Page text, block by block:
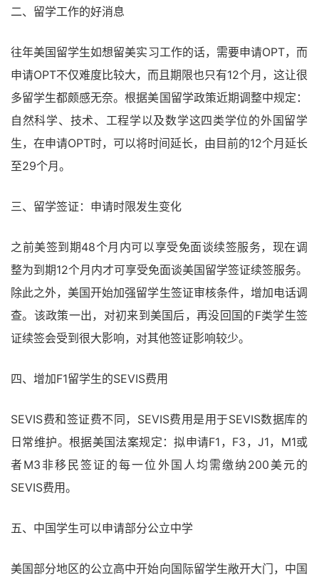
二、留学工作的好消息
往年美国留学生如想留美实习工作的话，需要申请OPT，而
申请OPT不仅难度比较大，而且期限也只有12个月，这让很
多留学生都颇感无奈。根据美国留学政策近期调整中规定：
自然科学、技术、工程学以及数学这四类学位的外国留学
生，在申请OPT时，可以将时间延长，由目前的12个月延长
至29个月。
三、留学签证：申请时限发生变化
之前美签到期48个月内可以享受免面谈续签服务，现在调
整为到期12个月内才可享受免面谈美国留学签证续签服务。
除此之外，美国开始加强留学生签证审核条件，增加电话调
查。该政策一出，对初来到美国后，再没回国的F类学生签
证续签会受到很大影响，对其他签证影响较少。
四、增加F1留学生的SEVIS费用
SEVIS费和签证费不同，SEVIS费用是用于SEVIS数据库的
日常维护。根据美国法案规定：拟申请F1，F3，J1，M1或
者M3非移民签证的每一位外国人均需缴纳200美元的
SEVIS费用。
五、中国学生可以申请部分公立中学
美国部分地区的公立高中开始向国际留学生敞开大门，中国